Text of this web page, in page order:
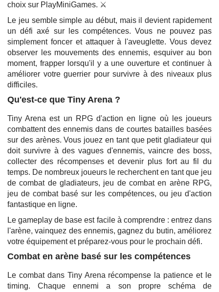
choix sur PlayMiniGames. ⚔️
Le jeu semble simple au début, mais il devient rapidement
un défi axé sur les compétences. Vous ne pouvez pas
simplement foncer et attaquer à l'aveuglette. Vous devez
observer les mouvements des ennemis, esquiver au bon
moment, frapper lorsqu'il y a une ouverture et continuer à
améliorer votre guerrier pour survivre à des niveaux plus
difficiles.
Qu'est-ce que Tiny Arena ?
Tiny Arena est un RPG d'action en ligne où les joueurs
combattent des ennemis dans de courtes batailles basées
sur des arènes. Vous jouez en tant que petit gladiateur qui
doit survivre à des vagues d'ennemis, vaincre des boss,
collecter des récompenses et devenir plus fort au fil du
temps. De nombreux joueurs le recherchent en tant que jeu
de combat de gladiateurs, jeu de combat en arène RPG,
jeu de combat basé sur les compétences, ou jeu d'action
fantastique en ligne.
Le gameplay de base est facile à comprendre : entrez dans
l'arène, vainquez des ennemis, gagnez du butin, améliorez
votre équipement et préparez-vous pour le prochain défi.
Combat en arène basé sur les compétences
Le combat dans Tiny Arena récompense la patience et le
timing. Chaque ennemi a son propre schéma de